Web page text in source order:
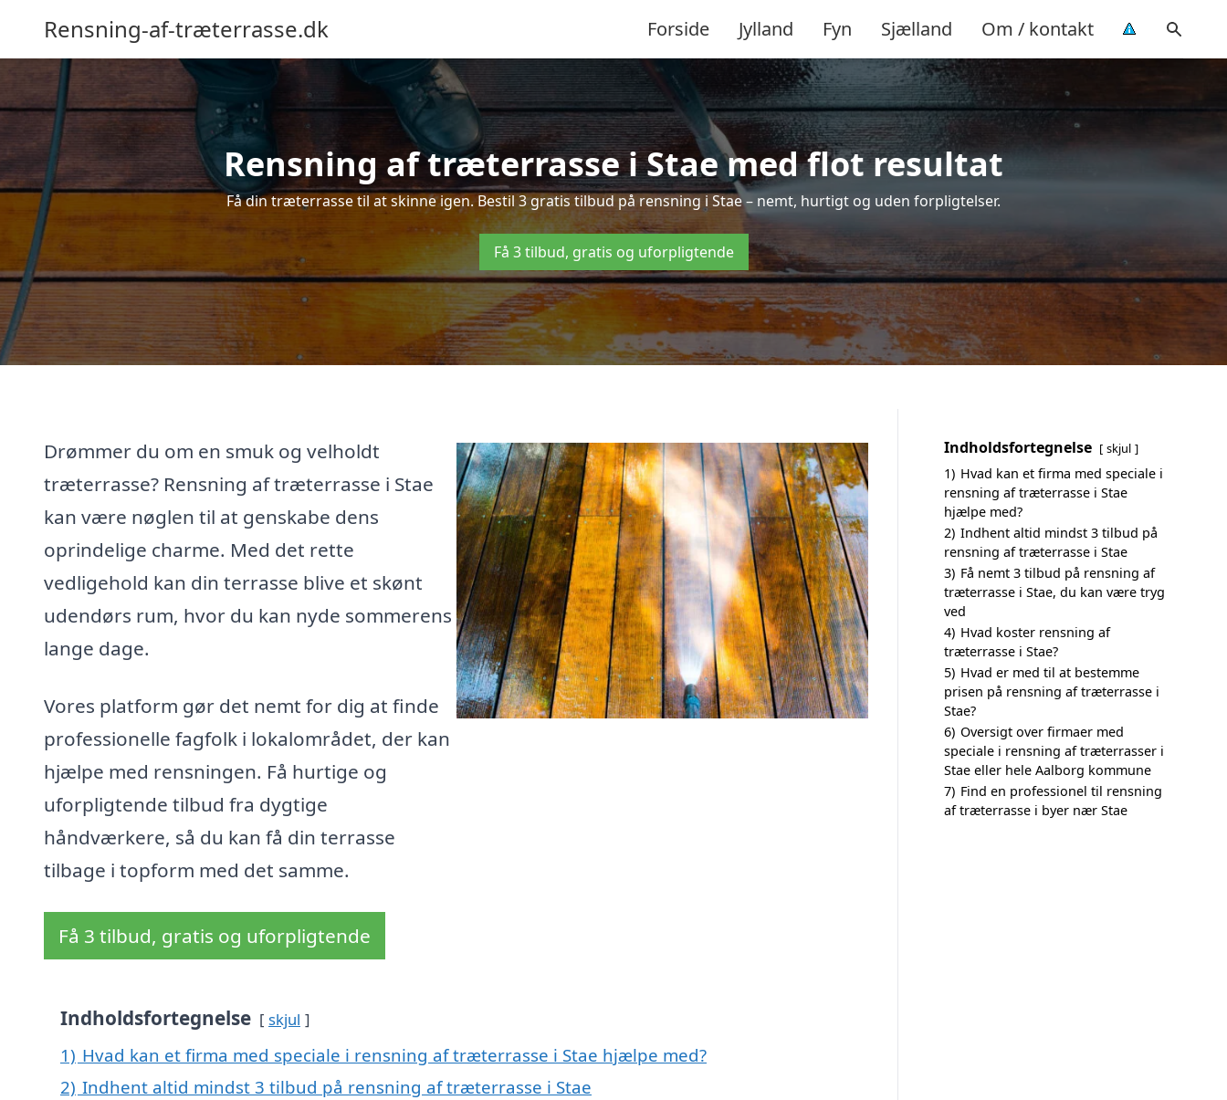
Rensning-af-træterrasse.dk Forside Jylland Fyn Sjælland Om / kontakt
Rensning af træterrasse i Stae med flot resultat
Få din træterrasse til at skinne igen. Bestil 3 gratis tilbud på rensning i Stae – nemt, hurtigt og uden forpligtelser.
Få 3 tilbud, gratis og uforpligtende
Drømmer du om en smuk og velholdt
træterrasse? Rensning af træterrasse i Stae
kan være nøglen til at genskabe dens
oprindelige charme. Med det rette
vedligehold kan din terrasse blive et skønt
udendørs rum, hvor du kan nyde sommerens
lange dage.
Vores platform gør det nemt for dig at finde
professionelle fagfolk i lokalområdet, der kan
hjælpe med rensningen. Få hurtige og
uforpligtende tilbud fra dygtige
håndværkere, så du kan få din terrasse
tilbage i topform med det samme.
Få 3 tilbud, gratis og uforpligtende
Indholdsfortegnelse skjul
1) Hvad kan et firma med speciale i rensning af træterrasse i Stae hjælpe med?
2) Indhent altid mindst 3 tilbud på rensning af træterrasse i Stae
Indholdsfortegnelse skjul
1) Hvad kan et firma med speciale i
rensning af træterrasse i Stae
hjælpe med?
2) Indhent altid mindst 3 tilbud på
rensning af træterrasse i Stae
3) Få nemt 3 tilbud på rensning af
træterrasse i Stae, du kan være tryg
ved
4) Hvad koster rensning af
træterrasse i Stae?
5) Hvad er med til at bestemme
prisen på rensning af træterrasse i
Stae?
6) Oversigt over firmaer med
speciale i rensning af træterrasser i
Stae eller hele Aalborg kommune
7) Find en professionel til rensning
af træterrasse i byer nær Stae